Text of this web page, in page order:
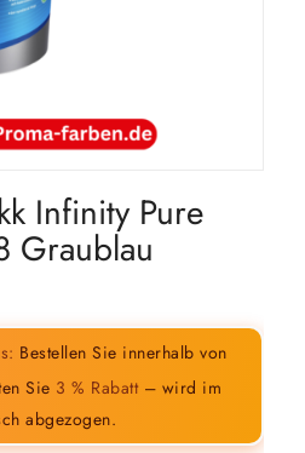
Infinity Pure
Graublau
Bestellen Sie innerhalb von
Sie 3 % Rabatt– wird im
abgezogen.